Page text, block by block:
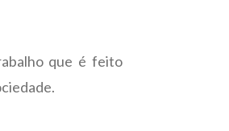
que é feito